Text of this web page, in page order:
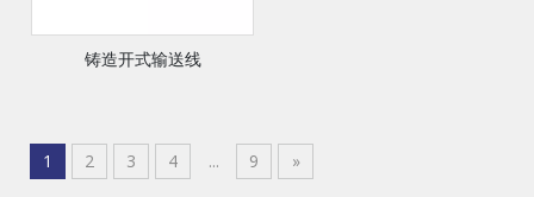
铸造开式输送线
1 2 3 4 ... 9 »